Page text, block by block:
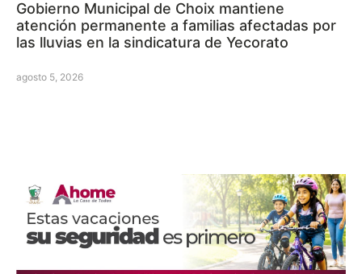
Gobierno Municipal de Choix mantiene
atención permanente a familias afectadas por
las lluvias en la sindicatura de Yecorato
agosto 5, 2026